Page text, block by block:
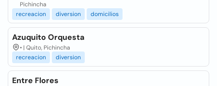
Pichincha
recreacion
diversion domicilios
Azuquito Orquesta
• | Quito, Pichincha
recreacion
diversion
Entre Flores